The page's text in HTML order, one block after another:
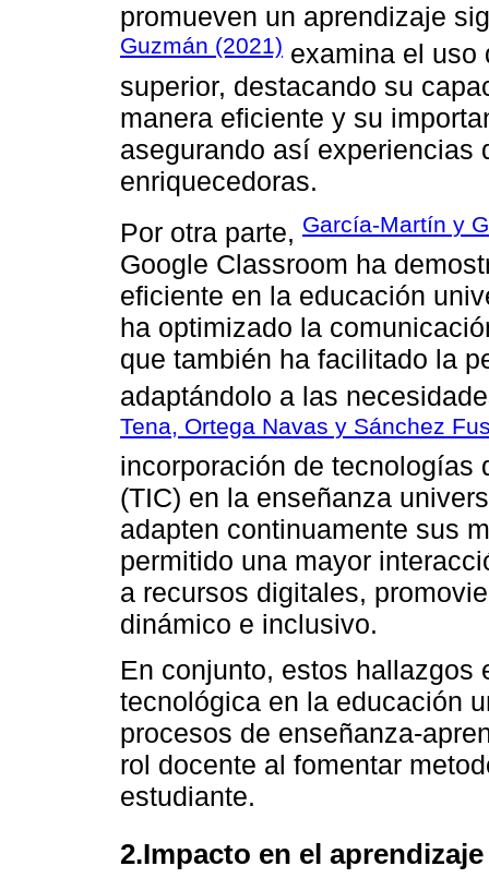
promueven un aprendizaje
Guzmán (2021) examina el uso
superior, destacando su
manera eficiente y su
asegurando así experiencias
enriquecedoras.
Por otra parte, García-Martín y
Google Classroom ha
eficiente en la educación
ha optimizado la
que también ha facilitado la
adaptándolo a las
Tena, Ortega Navas y Sánchez
incorporación de tecnologías
(TIC) en la enseñanza
adapten continuamente sus
permitido una mayor
a recursos digitales,
dinámico e inclusivo.
En conjunto, estos hallazgos
tecnológica en la educación
procesos de enseñanza-
rol docente al fomentar
estudiante.
2.Impacto en el